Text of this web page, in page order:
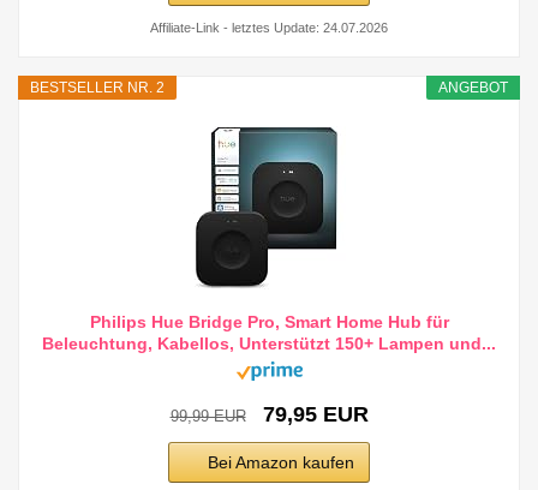
Affiliate-Link - letztes Update: 24.07.2026
ANGEBOT
BESTSELLER NR. 2
Philips Hue Bridge Pro, Smart Home Hub für
Beleuchtung, Kabellos, Unterstützt 150+ Lampen und...
99,99 EUR 79,95 EUR
Bei Amazon kaufen